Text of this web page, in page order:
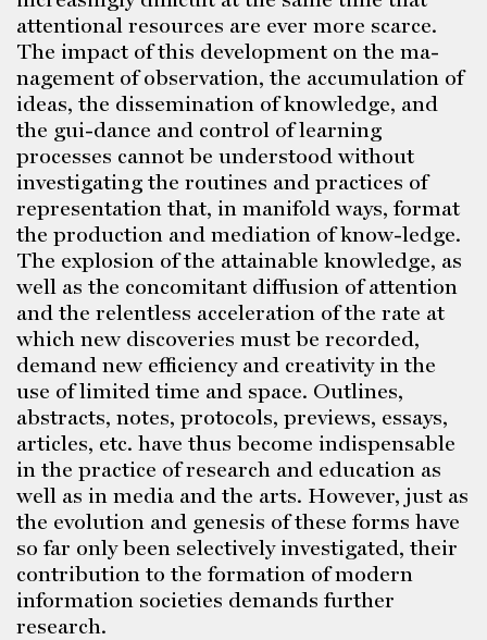
attentional resources are ever more scarce.
The impact of this development on the ma-
nagement of observation, the accumulation of
ideas, the dissemination of knowledge, and
the gui-dance and control of learning
processes cannot be understood without
investigating the routines and practices of
representation that, in manifold ways, format
the production and mediation of know-ledge.
The explosion of the attainable knowledge, as
well as the concomitant diffusion of attention
and the relentless acceleration of the rate at
which new discoveries must be recorded,
demand new efficiency and creativity in the
use of limited time and space. Outlines,
abstracts, notes, protocols, previews, essays,
articles, etc. have thus become indispensable
in the practice of research and education as
well as in media and the arts. However, just as
the evolution and genesis of these forms have
so far only been selectively investigated, their
contribution to the formation of modern
information societies demands further
research.